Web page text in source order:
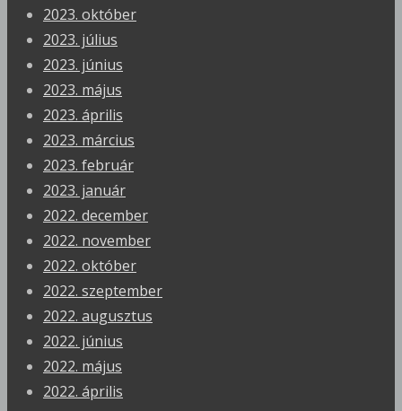
2023. október
2023. július
2023. június
2023. május
2023. április
2023. március
2023. február
2023. január
2022. december
2022. november
2022. október
2022. szeptember
2022. augusztus
2022. június
2022. május
2022. április